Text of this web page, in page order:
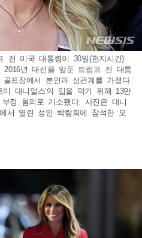
전 미국 대통령이 30일(현지시간)
년 대선을 앞둔 트럼프 전 대통
프장에서 본인과 성관계를 가졌다
대니얼스'의 입을 막기 위해 13만
정 혐의로 기소됐다. 사진은 대니
서 열린 성인 박람회에 참석한 모